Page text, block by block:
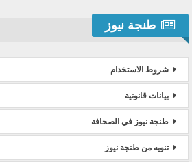
طنجة نيوز
شروط الاستخدام
بيانات قانونية
طنجة نيوز في الصحافة
تنويه من طنجة نيوز